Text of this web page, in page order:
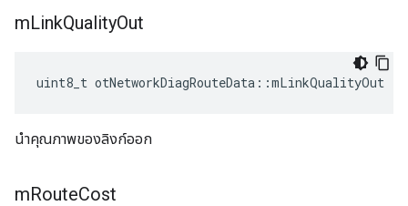
mLinkQualityOut
uint8_t otNetworkDiagRouteData ::mLinkQualityOut
นำคุณภาพของลิงก์ออก
mRouteCost